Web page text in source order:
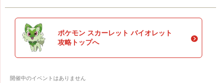
ポケモン スカーレット バイオレット
攻略トップへ
開催中のイベントはありません